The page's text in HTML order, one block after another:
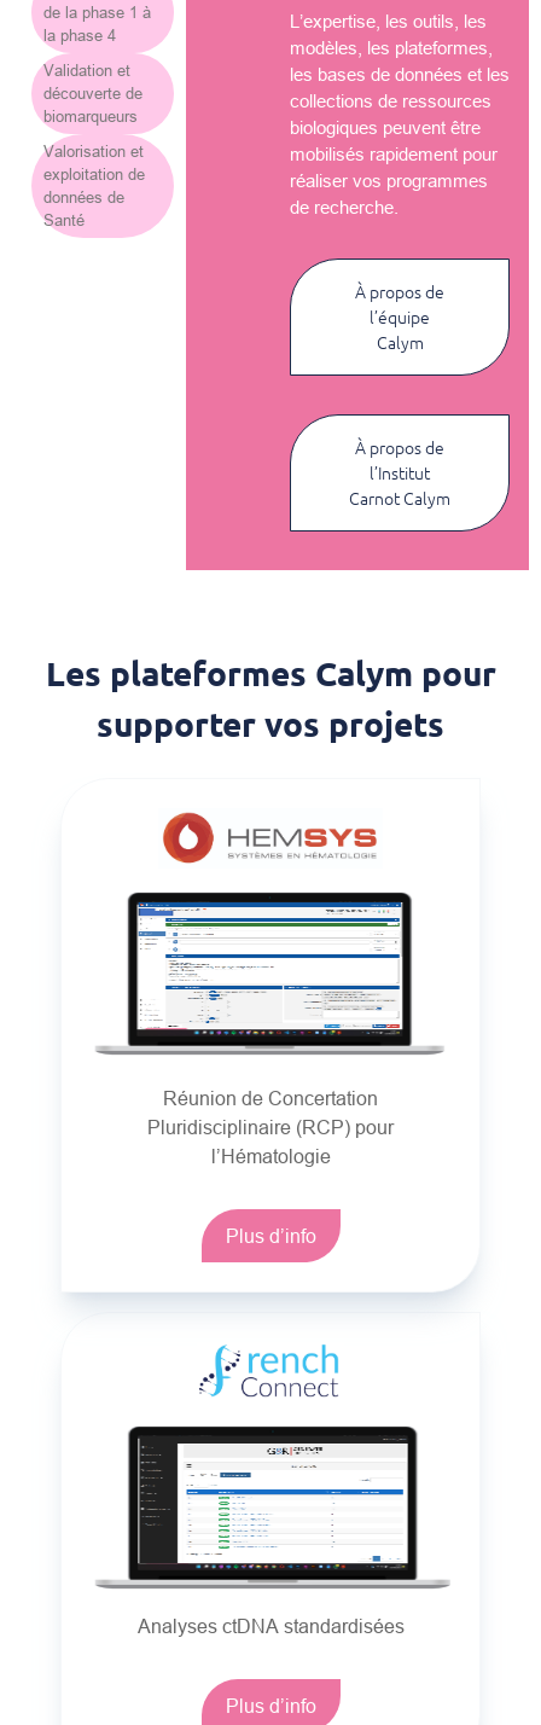
de la phase 1 à
la phase 4
Validation et
découverte de
biomarqueurs
Valorisation et
exploitation de
données de
Santé
L’expertise, les outils, les
modèles, les plateformes,
les bases de données et les
collections de ressources
biologiques peuvent être
mobilisés rapidement pour
réaliser vos programmes
de recherche.
À propos de
l’équipe
Calym
À propos de
l’Institut
Carnot Calym
Les plateformes Calym pour
supporter vos projets
Réunion de Concertation
Pluridisciplinaire (RCP) pour
l’Hématologie
Plus d’info
Analyses ctDNA standardisées
Plus d’info